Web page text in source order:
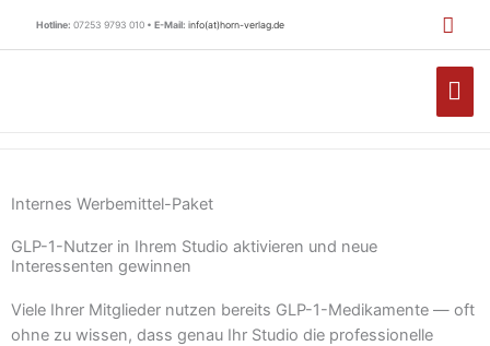
Hotline: 07253 9793 010 • E-Mail: info(at)horn-verlag.de
Internes Werbemittel-Paket
GLP-1-Nutzer in Ihrem Studio aktivieren und neue
Interessenten gewinnen
Viele Ihrer Mitglieder nutzen bereits GLP-1-Medikamente — oft
ohne zu wissen, dass genau Ihr Studio die professionelle